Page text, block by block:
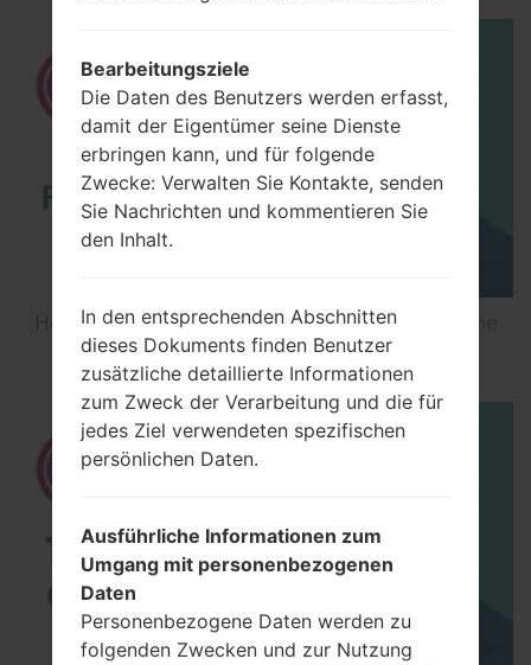
How to Flash Stock Firmware on LG Smartphone
using LG UP?
Bearbeitungsziele
Die Daten des Benutzers werden erfasst,
damit der Eigentümer seine Dienste
erbringen kann, und für folgende
Zwecke: Verwalten Sie Kontakte, senden
Sie Nachrichten und kommentieren Sie
den Inhalt.
In den entsprechenden Abschnitten
dieses Dokuments finden Benutzer
zusätzliche detaillierte Informationen
zum Zweck der Verarbeitung und die für
jedes Ziel verwendeten spezifischen
persönlichen Daten.
Ausführliche Informationen zum
Umgang mit personenbezogenen
Daten
Personenbezogene Daten werden zu
folgenden Zwecken und zur Nutzung